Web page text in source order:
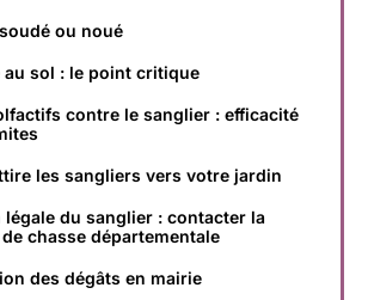
ou noué
au sol : le point critique
contre le sanglier : efficacité
les sangliers vers votre jardin
légale du sanglier : contacter la
chasse départementale
des dégâts en mairie